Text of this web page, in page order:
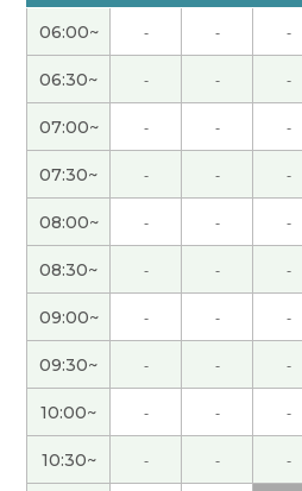
谢谢您的热情教课！我住的地
长。但是夏天的时候比较长
50代 女性 )
谢谢你的课！ 快递员来了。
公，不是给我，一个包裹。
谢谢。我喜欢看电视剧。比
国志也挺好的。下次见
( 40代
谢谢您的课！我的愿望是海外
和您一起学中文很开心！下
谢谢您的热情教课！我的愿望
希望用中文旅游。下次课也
06:00~ - - -
06:30~ - - -
07:00~ - - -
07:30~ - - -
08:00~ - - -
08:30~ - - -
09:00~ - - -
09:30~ - - -
10:00~ - - -
10:30~ - - -